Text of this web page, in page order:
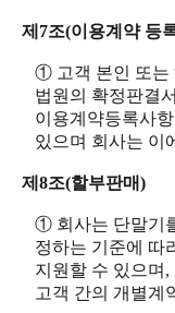
제7조(이용계약 등
① 고객 본인 또는
법원의 확정판결
이용계약등록사
있으며 회사는 이
제8조(할부판매)
① 회사는 단말기
정하는 기준에 따
지원할 수 있으며
고객 간의 개별계